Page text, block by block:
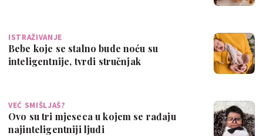
ISTRAŽIVANJE
Bebe koje se stalno bude noću su
inteligentnije, tvrdi stručnjak
VEĆ SMIŠLJAŠ?
Ovo su tri mjeseca u kojem se rađaju
najinteligentniji ljudi